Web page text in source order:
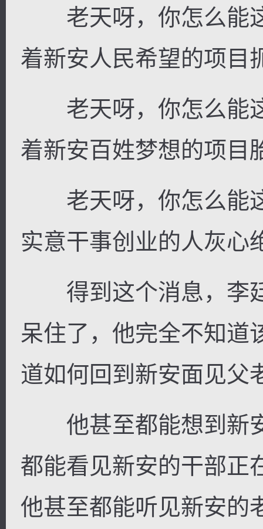
老天呀，你怎么能
着新安人民希望的项目
老天呀，你怎么能
着新安百姓梦想的项目
老天呀，你怎么能
实意干事创业的人灰心
得到这个消息，李
呆住了，他完全不知道
道如何回到新安面见父
他甚至都能想到新
都能看见新安的干部正
他甚至都能听见新安的